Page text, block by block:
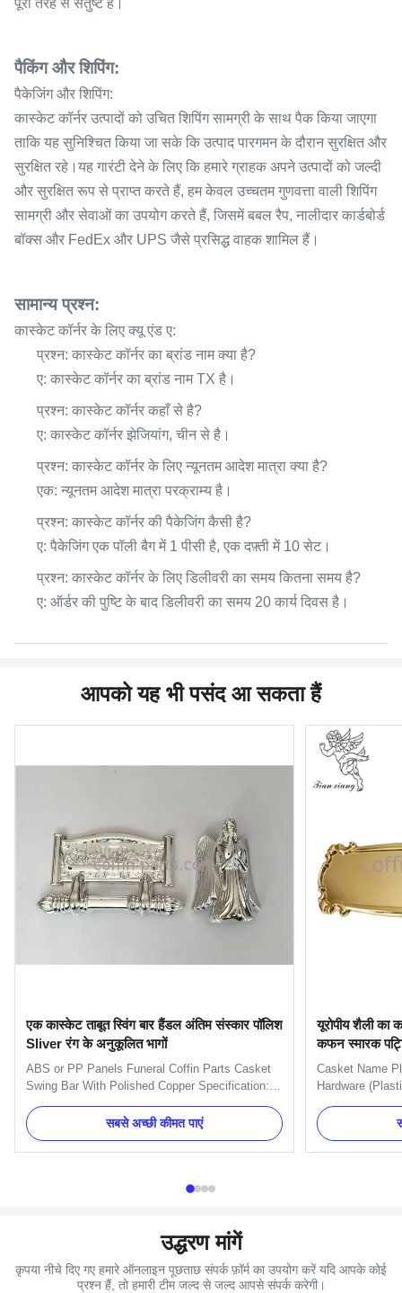
पूरी तरह से संतुष्ट हैं।
पैकिंग और शिपिंग:
पैकेजिंग और शिपिंग:
कास्केट कॉर्नर उत्पादों को उचित शिपिंग सामग्री के साथ पैक किया जाएगा
ताकि यह सुनिश्चित किया जा सके कि उत्पाद पारगमन के दौरान सुरक्षित और
सुरक्षित रहे।यह गारंटी देने के लिए कि हमारे ग्राहक अपने उत्पादों को जल्दी
और सुरक्षित रूप से प्राप्त करते हैं, हम केवल उच्चतम गुणवत्ता वाली शिपिंग
सामग्री और सेवाओं का उपयोग करते हैं, जिसमें बबल रैप, नालीदार कार्डबोर्ड
बॉक्स और FedEx और UPS जैसे प्रसिद्ध वाहक शामिल हैं।
सामान्य प्रश्न:
कास्केट कॉर्नर के लिए क्यू एंड ए:
प्रश्न: कास्केट कॉर्नर का ब्रांड नाम क्या है?
ए: कास्केट कॉर्नर का ब्रांड नाम TX है।
प्रश्न: कास्केट कॉर्नर कहाँ से है?
ए: कास्केट कॉर्नर झेजियांग, चीन से है।
प्रश्न: कास्केट कॉर्नर के लिए न्यूनतम आदेश मात्रा क्या है?
एक: न्यूनतम आदेश मात्रा परक्राम्य है।
प्रश्न: कास्केट कॉर्नर की पैकेजिंग कैसी है?
ए: पैकेजिंग एक पॉली बैग में 1 पीसी है, एक दफ़्ती में 10 सेट।
प्रश्न: कास्केट कॉर्नर के लिए डिलीवरी का समय कितना समय है?
ए: ऑर्डर की पुष्टि के बाद डिलीवरी का समय 20 कार्य दिवस है।
आपको यह भी पसंद आ सकता हैं
एक कास्केट ताबूत स्विंग बार हैंडल अंतिम संस्कार पॉलिश
Sliver रंग के अनुकूलित भागों
ABS or PP Panels Funeral Coffin Parts Casket
Swing Bar With Polished Copper Specification:
One set of Swing bar: 8pcs plastic plates,16pcs
handles ,8pcs end caps and 2 long bars and 2
short bars. Item Name A Plate+Angel Corner
Material Plastic (PP) and Zinc Alloy Color Gold,
सबसे अच्छी कीमत पाएं
यूरोपीय शैली का
कफन स्मारक
Casket Name
Hardware
Name Plate
Gold, silver,
30 days after
TT, L/C MOQ
उद्धरण मांगें
कृपया नीचे दिए गए हमारे ऑनलाइन पूछताछ संपर्क फ़ॉर्म का उपयोग करें यदि आपके कोई
प्रश्न हैं, तो हमारी टीम जल्द से जल्द आपसे संपर्क करेगी।